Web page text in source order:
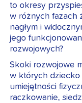
to okresy
w różnych fazach
nagłym i
jego
rozwojowych?
Skoki rozwojowe
w których
umiejętności
raczkowanie,